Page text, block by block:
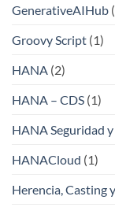
GenerativeAIHub
Groovy Script (1)
HANA (2)
HANA – CDS (1)
HANA Seguridad
HANACloud (1)
Herencia, Casting